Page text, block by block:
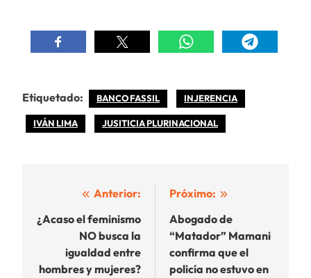
Etiquetado: BANCO FASSIL INJERENCIA
IVÁN LIMA JUSITICIA PLURINACIONAL
Navegación
de
entradas
Anterior:
¿Acaso el feminismo
NO busca la
igualdad entre
hombres y mujeres?
Próximo:
Abogado de
“Matador” Mamani
confirma que el
policía no estuvo en